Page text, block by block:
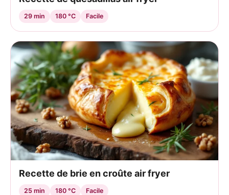
29 min 180 °C Facile
Recette de brie en croûte air fryer
25 min 180 °C Facile